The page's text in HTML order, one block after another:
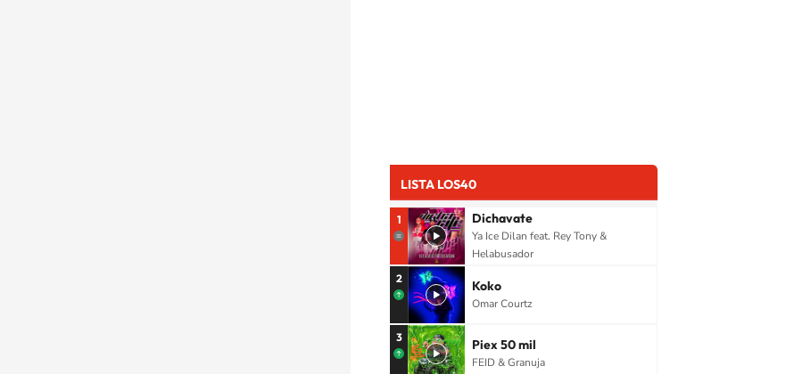
LISTA LOS40
1 Dichavate
Ya Ice Dilan feat. Rey Tony &
Helabusador
2 Koko
Omar Courtz
3 Piex 50 mil
FEID & Granuja